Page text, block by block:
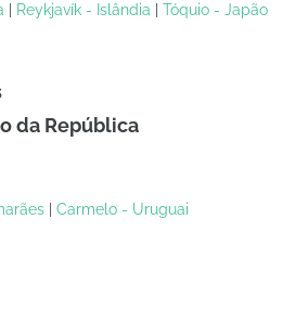
Reykjavík - Islândia Tóquio - Japão
da República
| Carmelo - Uruguai